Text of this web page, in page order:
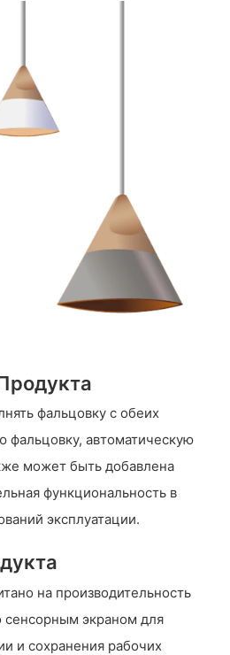
фальцовку с обеих
фальцовку, автоматическую
может быть добавлена
функциональность в
эксплуатации.
на производительность
экраном для
и сохранения рабочих